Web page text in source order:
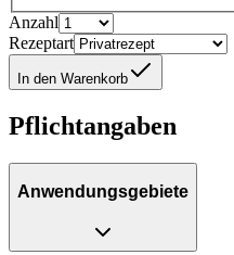
Anzahl
Rezeptart
In den Warenkorb
Pflichtangaben
Anwendungsgebiete